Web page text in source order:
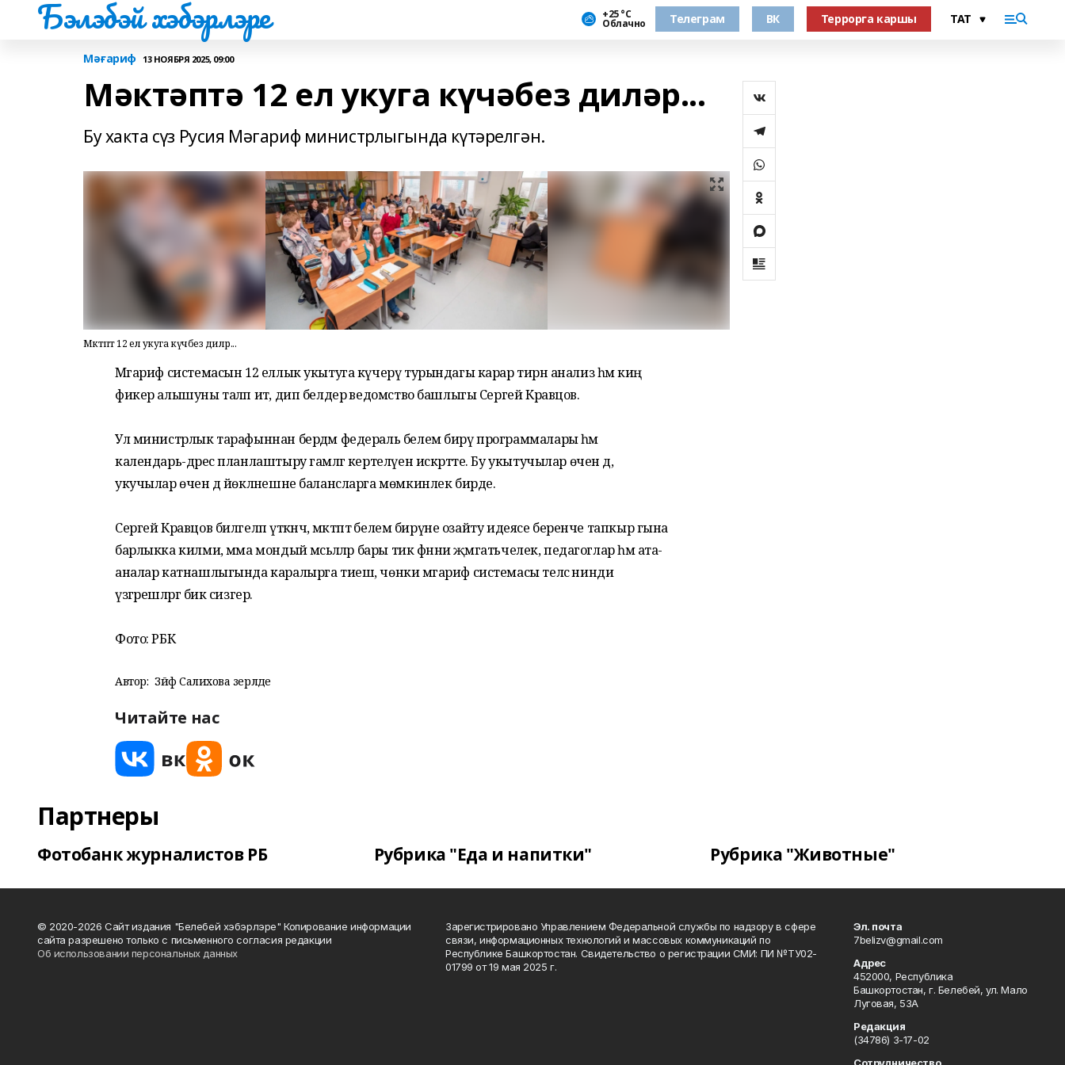
Бэлэбэй хэбэрлэре +25 °С
Облачно Телеграм ВК Террорга каршы
Мәғариф 13 НОЯБРЯ 2025, 09:00
Мәктәптә 12 ел укуга күчәбез диләр...
Бу хакта сүз Русия Мәгариф министрлыгында күтәрелгән.
Мәктәптә 12 ел укуга күчәбез диләр...
Мәгариф системасын 12 еллык укытуга күчерү турындагы карар тирән анализ һәм киң
фикер алышуны таләп итә, дип белдерә ведомство башлыгы Сергей Кравцов.
Ул министрлык тарафыннан бердәм федераль белем бирү программалары һәм
календарь-дәрес планлаштыру гамәлгә кертелүен искәртте. Бу укытучылар өчен дә,
укучылар өчен дә йөкләнешне балансларга мөмкинлек бирде.
Сергей Кравцов билгеләп үткәнчә, мәктәптә белем бирүне озайту идеясе беренче тапкыр гына
барлыкка килми, әмма мондый мәсьәләләр бары тик фәнни җәмәгатьчелек, педагоглар һәм ата-
аналар катнашлыгында каралырга тиеш, чөнки мәгариф системасы теләсә нинди
үзгәрешләргә бик сизгер.
Фото: РБК
Автор: Зәйфә Салихова әзерләде
Читайте нас
Партнеры
Фотобанк журналистов РБ Рубрика "Еда и напитки" Рубрика "Животные"
© 2020-2026 Сайт издания "Белебей хэбэрлэре" Копирование информации
сайта разрешено только с письменного согласия редакции
Об использовании персональных данных
Зарегистрировано Управлением Федеральной службы по надзору в сфере
связи, информационных технологий и массовых коммуникаций по
Республике Башкортостан. Свидетельство о регистрации СМИ: ПИ №ТУ02-
01799 от 19 мая 2025 г.
Эл. почта
7belizv@gmail.com
Адрес
452000, Республика
Башкортостан, г. Белебей, ул. Мало
Луговая, 53А
Редакция
(34786) 3-17-02